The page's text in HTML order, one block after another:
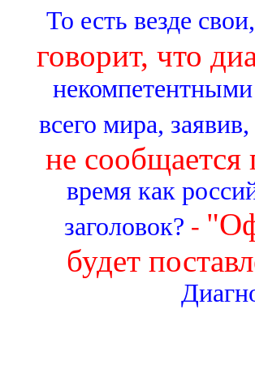
То есть везде
говорит, что
всего мира,
не
время как
заголовок? -
будет